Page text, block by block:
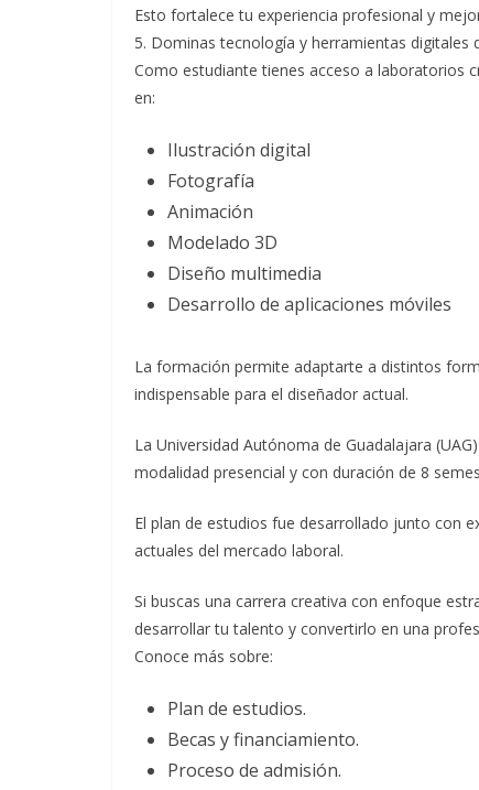
Esto fortalece tu experiencia profesional y
5. Dominas tecnología y herramientas digitales
Como estudiante tienes acceso a laboratorios
en:
Ilustración digital
Fotografía
Animación
Modelado 3D
Diseño multimedia
Desarrollo de aplicaciones móviles
La formación permite adaptarte a distintos
indispensable para el diseñador actual.
La Universidad Autónoma de Guadalajara
modalidad presencial y con duración de 8
El plan de estudios fue desarrollado junto con
actuales del mercado laboral.
Si buscas una carrera creativa con enfoque
desarrollar tu talento y convertirlo en una
Conoce más sobre:
Plan de estudios.
Becas y financiamiento.
Proceso de admisión.